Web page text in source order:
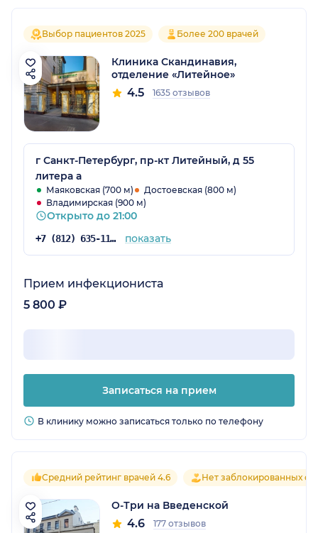
Выбор пациентов 2025 Более 200 врачей
Клиника Скандинавия,
отделение «Литейное»
4.5 1635 отзывов
г Санкт-Петербург, пр-кт Литейный, д 55
литера а
Маяковская (700 м)
Достоевская (800 м)
Владимирская (900 м)
Открыто до 21:00
+7 (812) 635-11-79 показать
Прием инфекциониста
5 800 ₽
Записаться на прием
В клинику можно записаться только по телефону
Средний рейтинг врачей 4.6 Нет заблокированных
О-Три на Введенской
4.6 177 отзывов